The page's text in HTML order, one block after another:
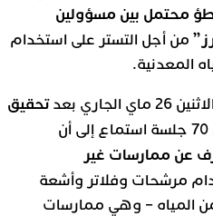
محتمل بين مسؤولين
من أجل التستر على استخدام
المعدنية.
بعد
تحقيق
وضم أكثر من 70 جلسة استماع إلى أن
عن ممارسات غير
مرشحات وفلاتر وأشعة
المياه – وهي ممارسات